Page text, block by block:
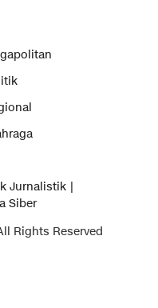
Jurnalistik
Siber
Rights Reserved